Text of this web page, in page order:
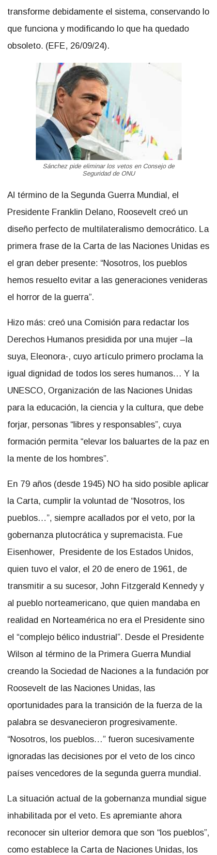
transforme debidamente el sistema, conservando lo
que funciona y modificando lo que ha quedado
obsoleto. (EFE, 26/09/24).
Sánchez pide eliminar los vetos en Consejo de
Seguridad de ONU
Al término de la Segunda Guerra Mundial, el
Presidente Franklin Delano, Roosevelt creó un
diseño perfecto de multilateralismo democrático. La
primera frase de la Carta de las Naciones Unidas es
el gran deber presente: “Nosotros, los pueblos
hemos resuelto evitar a las generaciones venideras
el horror de la guerra”.
Hizo más: creó una Comisión para redactar los
Derechos Humanos presidida por una mujer –la
suya, Eleonora-, cuyo artículo primero proclama la
igual dignidad de todos los seres humanos… Y la
UNESCO, Organización de las Naciones Unidas
para la educación, la ciencia y la cultura, que debe
forjar, personas “libres y responsables”, cuya
formación permita “elevar los baluartes de la paz en
la mente de los hombres”.
En 79 años (desde 1945) NO ha sido posible aplicar
la Carta, cumplir la voluntad de “Nosotros, los
pueblos…”, siempre acallados por el veto, por la
gobernanza plutocrática y supremacista. Fue
Eisenhower, Presidente de los Estados Unidos,
quien tuvo el valor, el 20 de enero de 1961, de
transmitir a su sucesor, John Fitzgerald Kennedy y
al pueblo norteamericano, que quien mandaba en
realidad en Norteamérica no era el Presidente sino
el “complejo bélico industrial”. Desde el Presidente
Wilson al término de la Primera Guerra Mundial
creando la Sociedad de Naciones a la fundación por
Roosevelt de las Naciones Unidas, las
oportunidades para la transición de la fuerza de la
palabra se desvanecieron progresivamente.
“Nosotros, los pueblos…” fueron sucesivamente
ignoradas las decisiones por el veto de los cinco
países vencedores de la segunda guerra mundial.
La situación actual de la gobernanza mundial sigue
inhabilitada por el veto. Es apremiante ahora
reconocer sin ulterior demora que son “los pueblos”,
como establece la Carta de Naciones Unidas, los